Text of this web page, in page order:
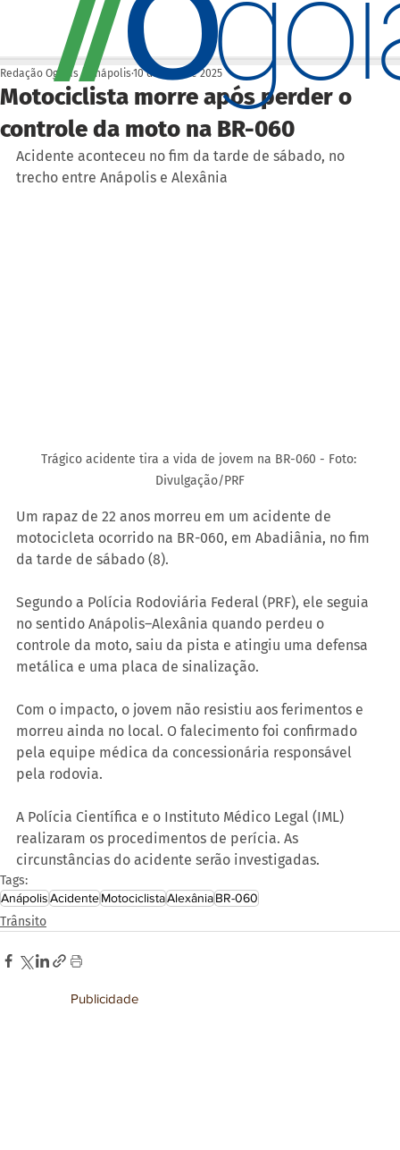
Motociclista morre após perder o
controle da moto na BR-060
Redação Ogoiás | Anápolis 10 de nov. de 2025
Acidente aconteceu no fim da tarde de sábado, no
trecho entre Anápolis e Alexânia
Trágico acidente tira a vida de jovem na BR-060 - Foto:
Divulgação/PRF
Um rapaz de 22 anos morreu em um acidente de
motocicleta ocorrido na BR-060, em Abadiânia, no fim
da tarde de sábado (8).
Segundo a Polícia Rodoviária Federal (PRF), ele seguia
no sentido Anápolis–Alexânia quando perdeu o
controle da moto, saiu da pista e atingiu uma defensa
metálica e uma placa de sinalização.
Com o impacto, o jovem não resistiu aos ferimentos e
morreu ainda no local. O falecimento foi confirmado
pela equipe médica da concessionária responsável
pela rodovia.
A Polícia Científica e o Instituto Médico Legal (IML)
realizaram os procedimentos de perícia. As
circunstâncias do acidente serão investigadas.
Tags:
AnápolisAcidenteMotociclistaAlexâniaBR-060
Trânsito
Publicidade